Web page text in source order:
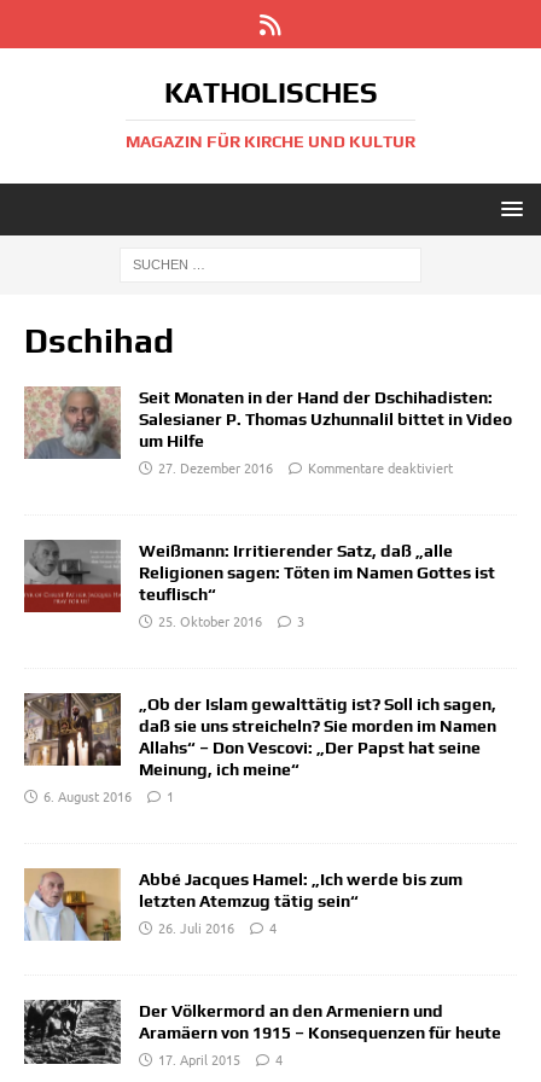
KATHOLISCHES
MAGAZIN FÜR KIRCHE UND KULTUR
Dschihad
Seit Monaten in der Hand der Dschihadisten:
Salesianer P. Thomas Uzhunnalil bittet in Video
um Hilfe
27. Dezember 2016
Kommentare deaktiviert
Weißmann: Irritierender Satz, daß „alle
Religionen sagen: Töten im Namen Gottes ist
teuflisch“
25. Oktober 2016
3
„Ob der Islam gewalttätig ist? Soll ich sagen,
daß sie uns streicheln? Sie morden im Namen
Allahs“ – Don Vescovi: „Der Papst hat seine
Meinung, ich meine“
6. August 2016
1
Abbé Jacques Hamel: „Ich werde bis zum
letzten Atemzug tätig sein“
26. Juli 2016
4
Der Völkermord an den Armeniern und
Aramäern von 1915 – Konsequenzen für heute
17. April 2015
4